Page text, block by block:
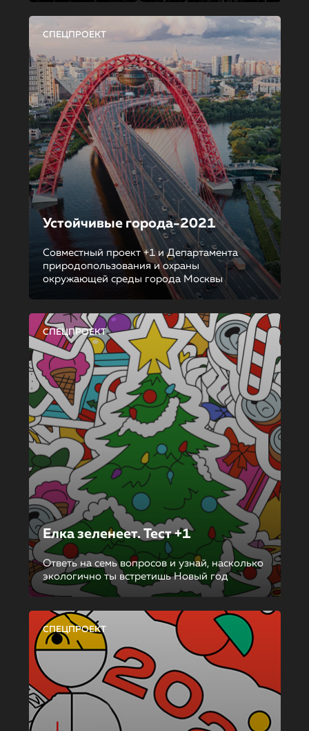
СПЕЦПРОЕКТ
Устойчивые города-2021
Совместный проект +1 и Департамента
природопользования и охраны
окружающей среды города Москвы
СПЕЦПРОЕКТ
Елка зеленеет. Тест +1
Ответь на семь вопросов и узнай, насколько
экологично ты встретишь Новый год
СПЕЦПРОЕКТ